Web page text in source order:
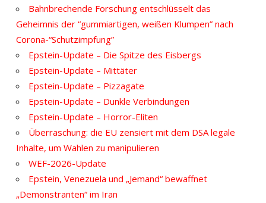
Bahnbrechende Forschung entschlüsselt das
Geheimnis der “gummiartigen, weißen Klumpen” nach
Corona-“Schutzimpfung”
Epstein-Update – Die Spitze des Eisbergs
Epstein-Update – Mittäter
Epstein-Update – Pizzagate
Epstein-Update – Dunkle Verbindungen
Epstein-Update – Horror-Eliten
Überraschung: die EU zensiert mit dem DSA legale
Inhalte, um Wahlen zu manipulieren
WEF-2026-Update
Epstein, Venezuela und „Jemand“ bewaffnet
„Demonstranten“ im Iran